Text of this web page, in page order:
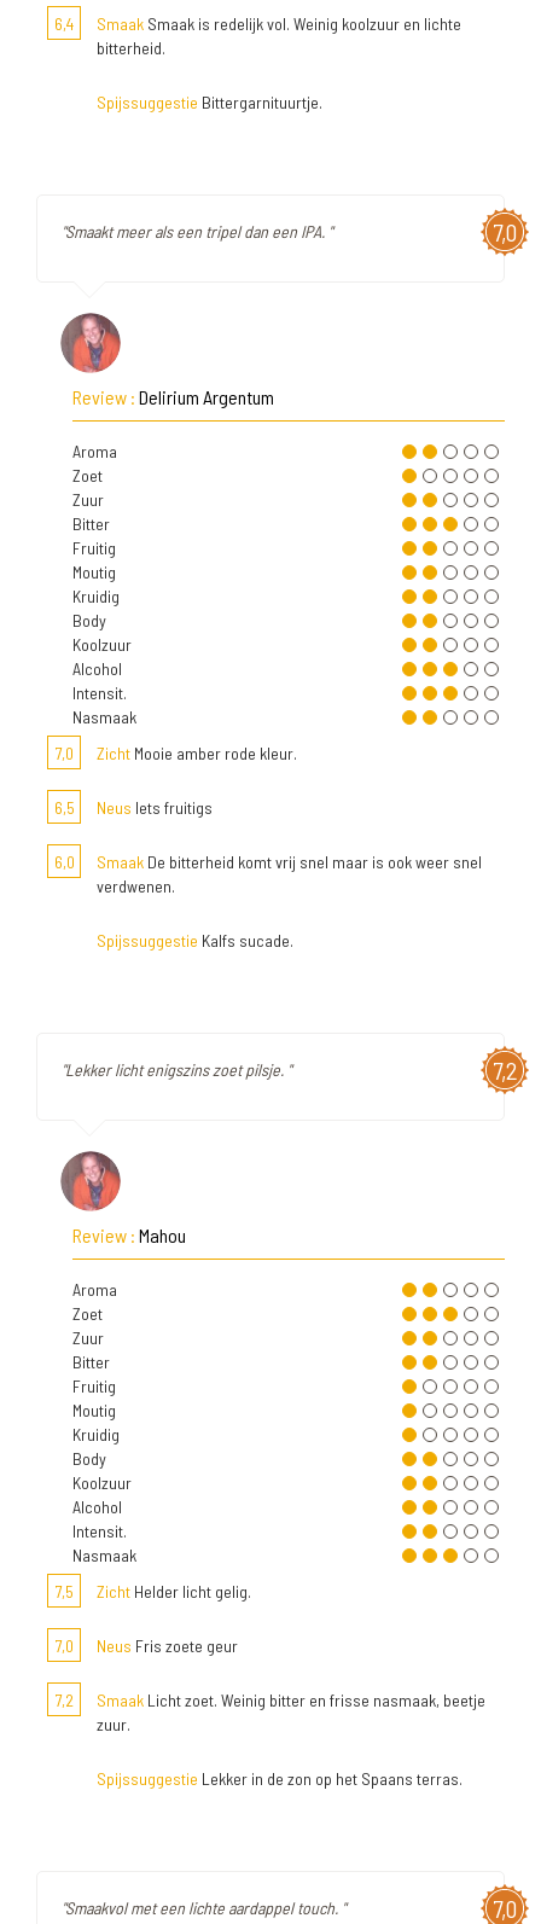
6,4 Smaak Smaak is redelijk vol. Weinig koolzuur en lichte
bitterheid.
Spijssuggestie Bittergarnituurtje.
7,0
"Smaakt meer als een tripel dan een IPA. "
Review : Delirium Argentum
Aroma
Zoet
Zuur
Bitter
Fruitig
Moutig
Kruidig
Body
Koolzuur
Alcohol
Intensit.
Nasmaak
7,0
Zicht Mooie amber rode kleur.
6,5 Neus Iets fruitigs
6,0 Smaak De bitterheid komt vrij snel maar is ook weer snel
verdwenen.
Spijssuggestie Kalfs sucade.
7,2
"Lekker licht enigszins zoet pilsje. "
Review : Mahou
Aroma
Zoet
Zuur
Bitter
Fruitig
Moutig
Kruidig
Body
Koolzuur
Alcohol
Intensit.
Nasmaak
7,5
Zicht Helder licht gelig.
7,0 Neus Fris zoete geur
7,2 Smaak Licht zoet. Weinig bitter en frisse nasmaak, beetje
zuur.
Spijssuggestie Lekker in de zon op het Spaans terras.
7,0
"Smaakvol met een lichte aardappel touch. "